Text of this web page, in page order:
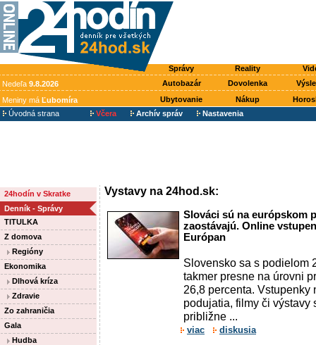
Správy Reality
Nedeľa 9.8.2026 Autobazár Dovolenka
Meniny má Ľubomíra Ubytovanie Nákup
Úvodná strana
Včera Archív správ Nastavenia
24hodín v Skratke
Denník - Správy
TITULKA
Z domova
Regióny
Ekonomika
Dlhová kríza
Zdravie
Zo zahraničia
Gala
Hudba
Vystavy na 24hod.sk:
Slováci sú na európskom
zaostávajú. Online
Európan
Slovensko sa s podielom
takmer presne na úrovni
26,8 percenta. Vstupenky
podujatia, filmy či výstavy
približne ...
viac diskusia